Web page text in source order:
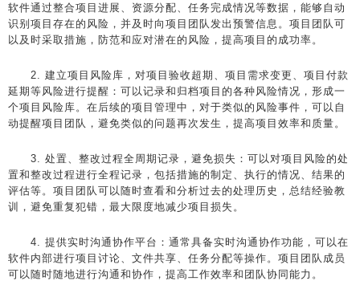
软件通过整合项目进展、资源分配、任务完成情况等数据，能够自动
识别项目存在的风险，并及时向项目团队发出预警信息。项目团队可
以及时采取措施，防范和应对潜在的风险，提高项目的成功率。
2. 建立项目风险库，对项目验收超期、项目需求变更、项目付款
延期等风险进行提醒：可以记录和归档项目的各种风险情况，形成一
个项目风险库。在后续的项目管理中，对于类似的风险事件，可以自
动提醒项目团队，避免类似的问题再次发生，提高项目效率和质量。
3. 处置、整改过程全周期记录，避免损失：可以对项目风险的处
置和整改过程进行全程记录，包括措施的制定、执行的情况、结果的
评估等。项目团队可以随时查看和分析过去的处理历史，总结经验教
训，避免重复犯错，最大限度地减少项目损失。
4. 提供实时沟通协作平台：通常具备实时沟通协作功能，可以在
软件内部进行项目讨论、文件共享、任务分配等操作。项目团队成员
可以随时随地进行沟通和协作，提高工作效率和团队协同能力。